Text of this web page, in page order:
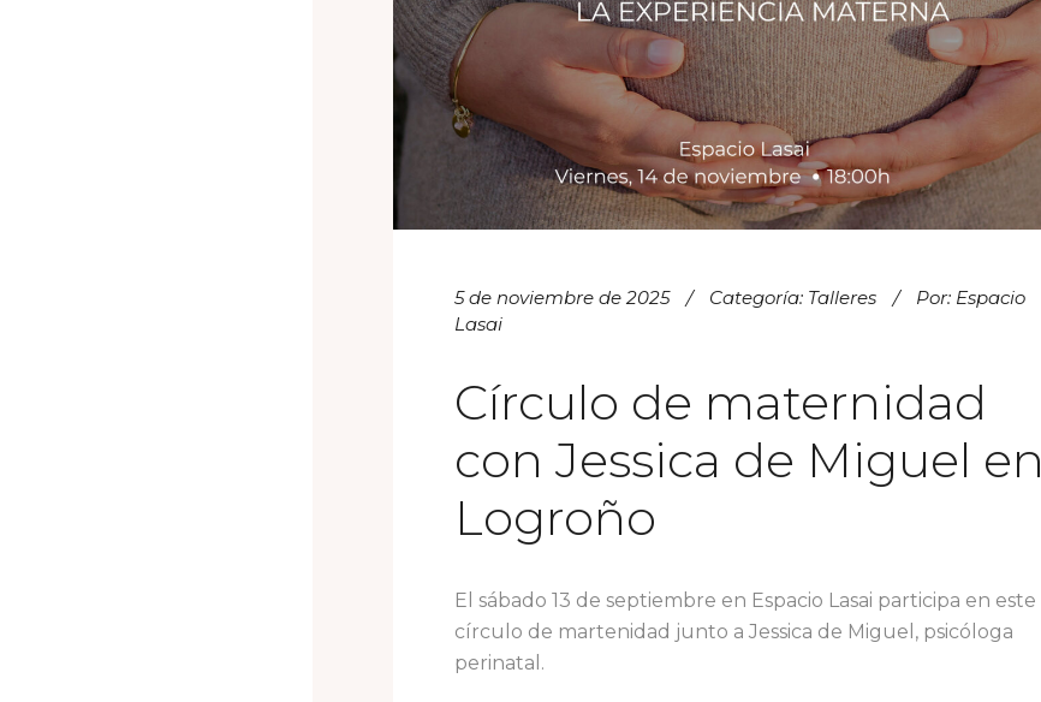
5 de noviembre de 2025 Categoría: Talleres Por: Espacio
Lasai
Círculo de maternidad
con Jessica de Miguel en
Logroño
El sábado 13 de septiembre en Espacio Lasai participa en este
círculo de martenidad junto a Jessica de Miguel, psicóloga
perinatal.